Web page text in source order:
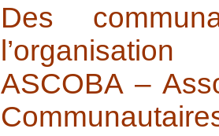
Des
ASCOBA –